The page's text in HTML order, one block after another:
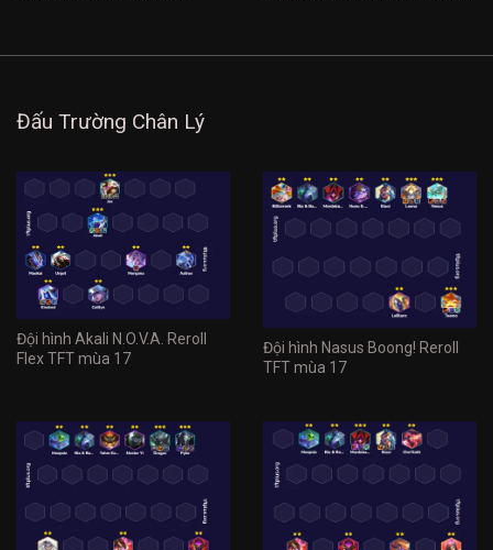
Đấu Trường Chân Lý
Đội hình Akali N.O.V.A. Reroll
Flex TFT mùa 17
Đội hình Nasus Boong! Reroll
TFT mùa 17